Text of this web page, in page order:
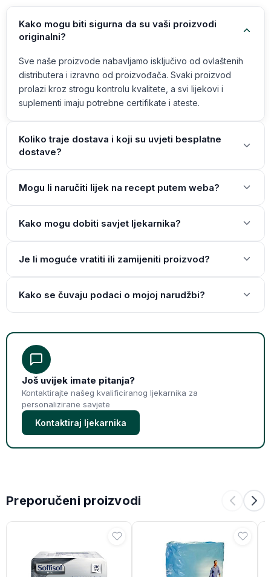
Kako mogu biti sigurna da su vaši proizvodi
originalni?
Sve naše proizvode nabavljamo isključivo od ovlaštenih
distributera i izravno od proizvođača. Svaki proizvod
prolazi kroz strogu kontrolu kvalitete, a svi lijekovi i
suplementi imaju potrebne certifikate i ateste.
Koliko traje dostava i koji su uvjeti besplatne
dostave?
Mogu li naručiti lijek na recept putem weba?
Kako mogu dobiti savjet ljekarnika?
Je li moguće vratiti ili zamijeniti proizvod?
Kako se čuvaju podaci o mojoj narudžbi?
Još uvijek imate pitanja?
Kontaktirajte našeg kvalificiranog ljekarnika za
personalizirane savjete
Kontaktiraj ljekarnika
Preporučeni proizvodi